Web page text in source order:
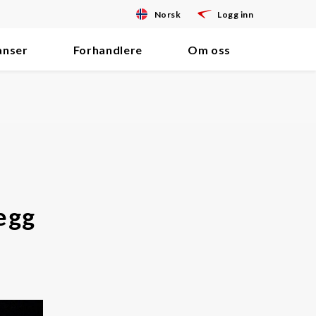
Norsk Logg inn
Forhandlere Om oss